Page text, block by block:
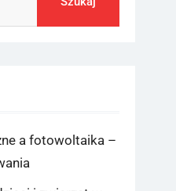
a fotowoltaika –